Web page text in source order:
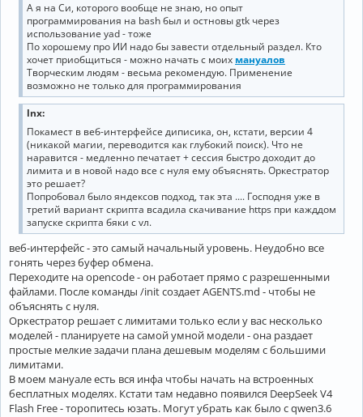
А я на Си, которого вообще не знаю, но опыт
программирования на bash был и остновы gtk через
использование yad - тоже
По хорошему про ИИ надо бы завести отдельный раздел. Кто
хочет приобщиться - можно начать с моих мануалов
Творческим людям - весьма рекомендую. Применение
возможно не только для программирования
lnx:
Покамест в веб-интерфейсе диписика, он, кстати, версии 4
(никакой магии, переводится как глубокий поиск). Что не
наравится - медленно печатает + сессия быстро доходит до
лимита и в новой надо все с нуля ему объяснять. Оркестратор
это решает?
Попробовал было яндексов подход, так эта .... Господня уже в
третий вариант скрипта всадила скачивание https при кажддом
запуске скрипта бяки с vл.
веб-интерфейс - это самый начальный уровень. Неудобно все
гонять через буфер обмена.
Переходите на opencode - он работает прямо с разрешенными
файлами. После команды /init создает AGENTS.md - чтобы не
объяснять с нуля.
Оркестратор решает с лимитами только если у вас несколько
моделей - планируете на самой умной модели - она раздает
простые мелкие задачи плана дешевым моделям с большими
лимитами.
В моем мануале есть вся инфа чтобы начать на встроенных
бесплатных моделях. Кстати там недавно появился DeepSeek V4
Flash Free - торопитесь юзать. Могут убрать как было с qwen3.6